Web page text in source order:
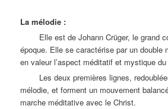
La mélodie :
Elle est de Johann Crüger, le grand
époque. Elle se caractérise par un double
en valeur l’aspect méditatif et mystique
Les deux premières lignes,
mélodie, et forment un mouvement
marche méditative avec le Christ.